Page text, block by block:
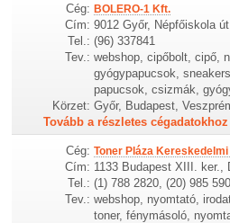
Cég: BOLERO-1 Kft.
Cím: 9012 Győr, Népfőiskola
Tel.: (96) 337841
Tev.: webshop, cipőbolt, cipő,
gyógypapucsok,
papucsok, csizmák,
Körzet: Győr, Budapest,
Tovább a részletes cégadatokhoz
Cég: Toner Pláza
Cím: 1133 Budapest XIII. ker.,
Tel.: (1) 788 2820, (20) 985
Tev.: webshop, nyomtató,
toner, fénymásoló,